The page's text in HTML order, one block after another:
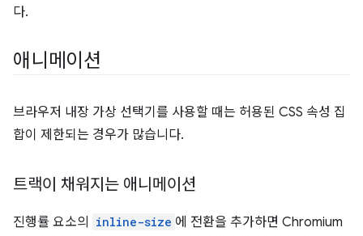
다.
애니메이션
브라우저 내장 가상 선택기를 사용할 때는 허용된 CSS 속성 집
합이 제한되는 경우가 많습니다.
트랙이 채워지는 애니메이션
진행률 요소의 inline-size 에 전환을 추가하면 Chromium